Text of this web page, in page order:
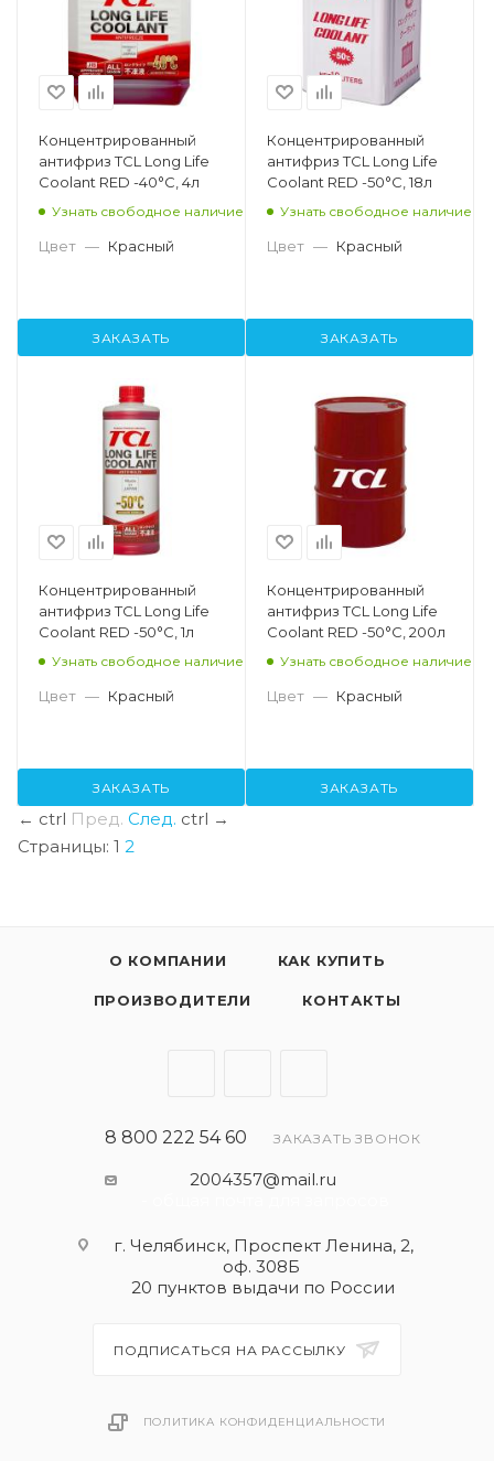
Концентрированный
антифриз TCL Long Life
Coolant RED -40°C, 4л
Узнать свободное наличие
Цвет — Красный
ЗАКАЗАТЬ
Концентрированный
антифриз TCL Long Life
Coolant RED -50°C, 18л
Узнать свободное наличие
Цвет — Красный
ЗАКАЗАТЬ
Концентрированный
антифриз TCL Long Life
Coolant RED -50°C, 1л
Узнать свободное наличие
Цвет — Красный
ЗАКАЗАТЬ
Концентрированный
антифриз TCL Long Life
Coolant RED -50°C, 200л
Узнать свободное наличие
Цвет — Красный
ЗАКАЗАТЬ
← ctrl Пред. След. ctrl →
Страницы: 1 2
О КОМПАНИИ КАК КУПИТЬ
ПРОИЗВОДИТЕЛИ КОНТАКТЫ
8 800 222 54 60 ЗАКАЗАТЬ ЗВОНОК
2004357@mail.ru
г. Челябинск, Проспект Ленина, 2,
оф. 308Б
20 пунктов выдачи по России
ПОДПИСАТЬСЯ НА РАССЫЛКУ
ПОЛИТИКА КОНФИДЕНЦИАЛЬНОСТИ